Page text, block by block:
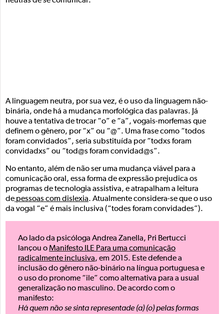
A linguagem neutra, por sua vez, é o uso da linguagem não-
binária, onde há a mudança morfológica das palavras. Já
houve a tentativa de trocar “o” e “a”, vogais-morfemas que
definem o gênero, por “x” ou “@”. Uma frase como “todos
foram convidados”, seria substituída por “todxs foram
convidadxs” ou “tod@s foram convidad@s”.
No entanto, além de não ser uma mudança viável para a
comunicação oral, essa forma de expressão prejudica os
programas de tecnologia assistiva, e atrapalham a leitura
de pessoas com dislexia. Atualmente considera-se que o uso
da vogal “e” é mais inclusiva (“todes foram convidades”).
Ao lado da psicóloga Andrea Zanella, Pri Bertucci
lançou oManifesto ILE Para uma comunicação
radicalmente inclusiva, em 2015. Este defende a
inclusão do gênero não-binário na língua portuguesa e
o uso do pronome “ile” como alternativa para a usual
generalização no masculino. De acordo com o
manifesto:
Há quem não se sinta representade (a) (o) pelas formas